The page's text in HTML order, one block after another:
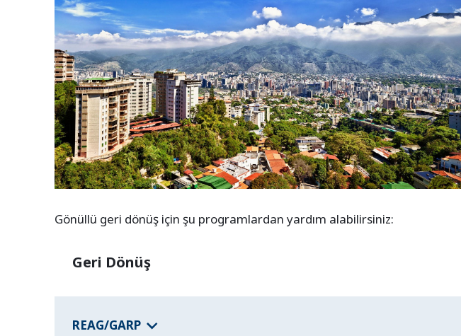
Gönüllü geri dönüş için şu programlardan yardım alabilirsiniz:
Geri Dönüş
REAG/GARP